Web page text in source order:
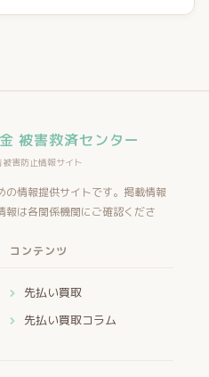
被害救済センター
害防止情報サイト
の情報提供サイトです。掲載情報
報は各関係機関にご確認くださ
コンテンツ
先払い買取
先払い買取コラム